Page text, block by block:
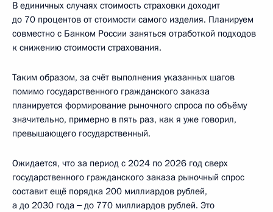
В единичных случаях стоимость страховки доходит
до 70 процентов от стоимости самого изделия. Планируем
совместно с Банком России заняться отработкой подходов
к снижению стоимости страхования.
Таким образом, за счёт выполнения указанных шагов
помимо государственного гражданского заказа
планируется формирование рыночного спроса по объёму
значительно, примерно в пять раз, как я уже говорил,
превышающего государственный.
Ожидается, что за период с 2024 по 2026 год сверх
государственного гражданского заказа рыночный спрос
составит ещё порядка 200 миллиардов рублей,
а до 2030 года ‒ до 770 миллиардов рублей. Это